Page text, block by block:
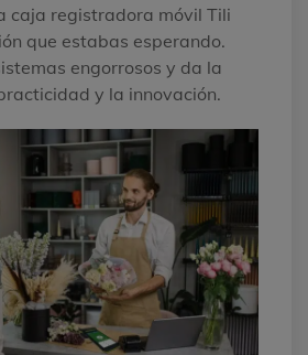
caja registradora móvil Tili
que estabas esperando.
engorrosos y da la
y la innovación.